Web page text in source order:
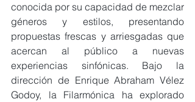
conocida por su capacidad de mezclar
géneros y estilos, presentando
propuestas frescas y arriesgadas que
acercan al público a nuevas
experiencias sinfónicas. Bajo la
dirección de Enrique Abraham Vélez
Godoy, la Filarmónica ha explorado